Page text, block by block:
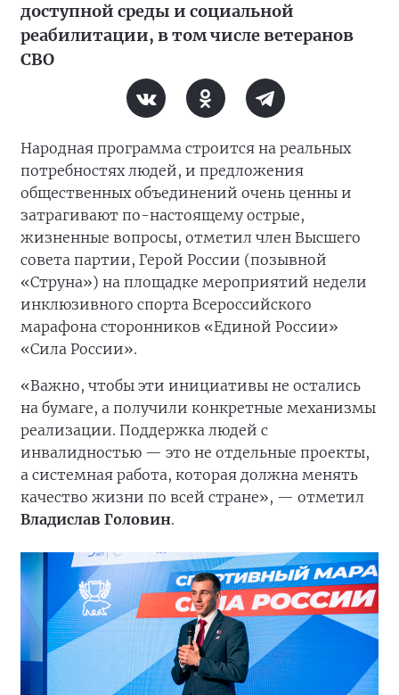
доступной среды и социальной
реабилитации, в том числе ветеранов
СВО
Народная программа строится на реальных
потребностях людей, и предложения
общественных объединений очень ценны и
затрагивают по-настоящему острые,
жизненные вопросы, отметил член Высшего
совета партии, Герой России (позывной
«Струна») на площадке мероприятий недели
инклюзивного спорта Всероссийского
марафона сторонников «Единой России»
«Сила России».
«Важно, чтобы эти инициативы не остались
на бумаге, а получили конкретные механизмы
реализации. Поддержка людей с
инвалидностью — это не отдельные проекты,
а системная работа, которая должна менять
качество жизни по всей стране», — отметил
Владислав Головин.